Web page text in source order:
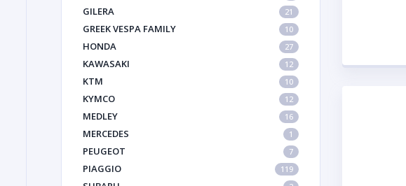
GILERA 21
GREEK VESPA FAMILY 10
HONDA 27
KAWASAKI 12
KTM 10
KYMCO 12
MEDLEY 16
MERCEDES 1
PEUGEOT 7
PIAGGIO 119